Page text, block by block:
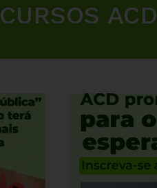
CURSOS ACD